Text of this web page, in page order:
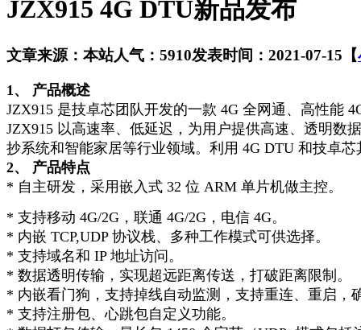
JZX915 4G DTU新品发布
文章来源：本站人气：5910发表时间：2021-07-15 【
1、 产品概述
JZX915 是技卓芯团队开发的一款 4G 全网通、高性能
JZX915 以高速率、低延迟，为用户提供高速、透明数
抄系统和智能家居等行业领域。利用 4G DTU 和技卓
2、 产品特点
* 自主研发，采用嵌入式 32 位 ARM 单片机做主控。
* 支持移动 4G/2G，联通 4G/2G，电信 4G。
* 内嵌 TCP,UDP 协议栈、多种工作模式可供选择。
* 支持域名和 IP 地址访问。
* 数据透明传输，实现超远距离传送，打破距离限制。
* 内嵌看门狗，支持掉线自动监测，支持重连、重启，
* 支持注册包、心跳包自定义功能。